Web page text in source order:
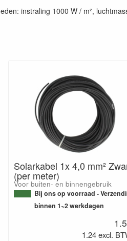
instraling 1000 W / m²,
Solarkabel 1x 4,0 mm²
(per meter)
Voor buiten- en binnengebruik
Bij ons op voorraad -
binnen 1~2 werkdagen
1.24 excl.